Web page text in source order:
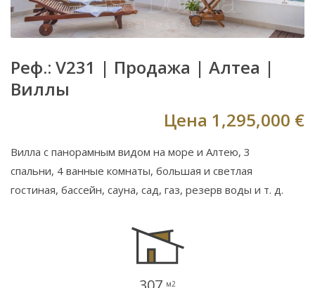
Реф.: V231 | Продажа | Алтеа |
Виллы
Цена 1,295,000 €
Вилла с панорамным видом на море и Алтею, 3
спальни, 4 ванные комнаты, большая и светлая
гостиная, бассейн, сауна, сад, газ, резерв воды и т. д.
м2